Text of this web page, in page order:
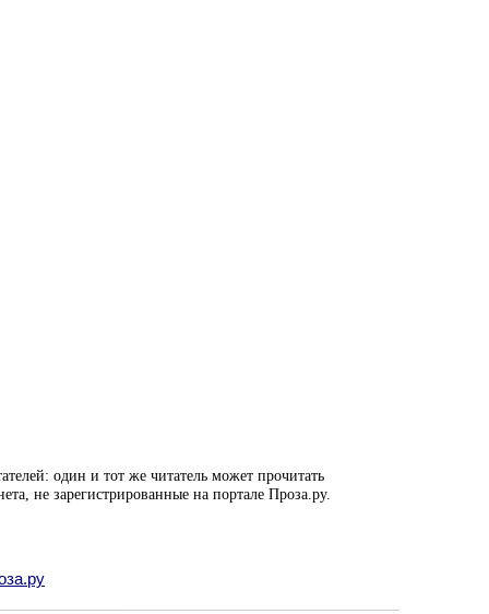
один и тот же читатель может прочитать
не зарегистрированные на портале Проза.ру.